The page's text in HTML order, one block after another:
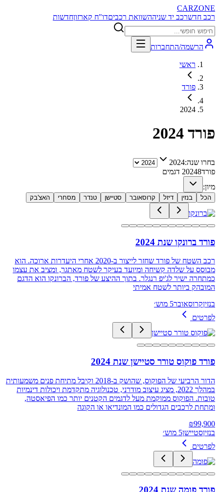
CARZONE
רכב חדשרכב יד שניההשוואת רכביםדו"ח קארזוןחדשות
הרשמה/התחברות
ראשי
פורד
2024
פורד 2024
בחרו שנה:2024
פורד 20248
דגמים
מיון:
הכל בנזין דיזל קרוסאובר סטיישן טנדר מסחרי האצ'בק
פורד ברונקו שנת 2024
רכב השטח של פורד שחזר לייצור ב-2020 אחרי היעדרות ארוכה. הוא
מבוסס על שלדה קשיחה ומיועד בעיקר לשטח מאתגר, ומציב את עצמו
כמתחרה ישיר לג'יפ רנגלר. בתוך ההיצע של פורד, הברונקו הוא הדגם
המובהק ביותר לשטח אמיתי
בנזיןקרוסאובר5 מוש׳
לפרטים
פורד פוקוס טורר סטיישן שנת 2024
הדור הרביעי של הפוקוס, שהושק ב-2018 וקיבל מתיחת פנים משמעותית
במהלך 2022, מציג עיצוב מודרני, טכנולוגיה מתקדמת ויכולות דינמיות
טובות. הפוקוס ממוקמת מעל לדגמים הקטנים יותר כמו הפיאסטה,
ומתחת לרכבים הגדולים כמו המונדיאו או הקוגה
₪99,900
בנזיןסטיישן5 מוש׳
לפרטים